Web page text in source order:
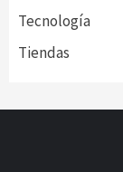
Tecnología
Tiendas